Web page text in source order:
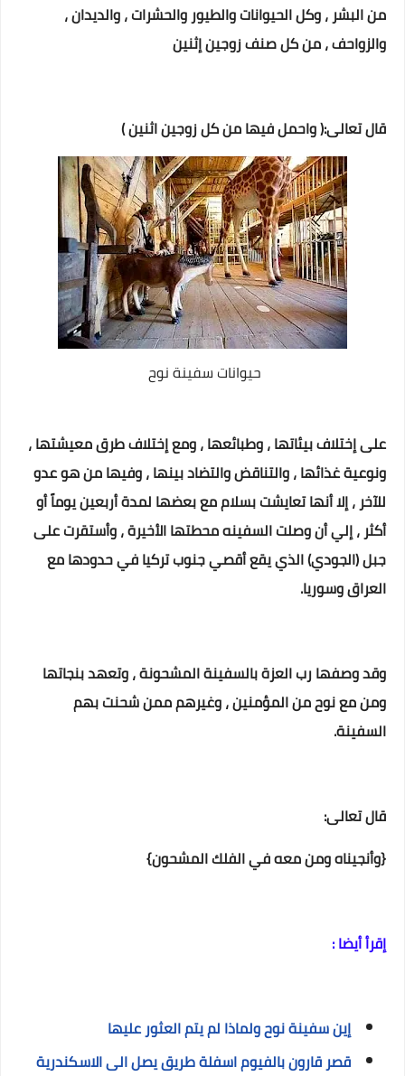
من البشر ، وكل الحيوانات والطيور والحشرات ، والديدان ،
والزواحف ، من كل صنف زوجين إثنين
قال تعالى:( واحمل فيها من كل زوجين اثنين )
حيوانات سفينة نوح
على إختلاف بيئاتها ، وطبائعها ، ومع إختلاف طرق معيشتها ،
ونوعية غذائها ، والتناقض والتضاد بينها ، وفيها من هو عدو
للآخر ، إلا أنها تعايشت بسلام مع بعضها لمدة أربعين يوماً أو
أكثر ، إلي أن وصلت السفينه محطتها الأخيرة ، وأستقرت على
جبل (الجودي) الذي يقع أقصي جنوب تركيا في حدودها مع
العراق وسوريا.
وقد وصفها رب العزة بالسفينة المشحونة ، وتعهد بنجاتها
ومن مع نوح من المؤمنين ، وغيرهم ممن شحنت بهم
السفينة.
قال تعالى:
{وأنجيناه ومن معه في الفلك المشحون}‏
إقرأ أيضا :
إين سفينة نوح ولماذا لم يتم العثور عليها
قصر قارون بالفيوم اسفلة طريق يصل الى الاسكندرية